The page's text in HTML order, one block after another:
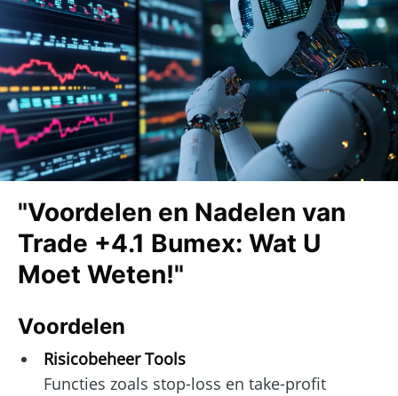
"Voordelen en Nadelen van
Trade +4.1 Bumex: Wat U
Moet Weten!"
Voordelen
Risicobeheer Tools
Functies zoals stop-loss en take-profit